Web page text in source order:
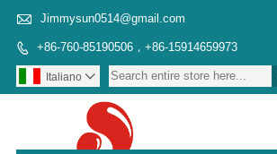
 Jimmysun0514@gmail.com
 +86-760-85190506，+86-15914659973
Italiano 